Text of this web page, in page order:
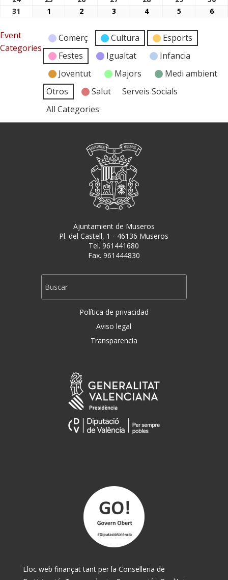
31
31/08/2026
1 01/09/2026
2 02/09/2026
3 03/09/2026
404/09/2026
5 05/09/2026
606/
Event
Categories
Comerç Cultura
Esports
Festes
Igualtat
Infancia
Joventut
Majors
Medi ambient
Otros
Salut
Serveis Socials
All Categories
Ajuntamient de Museros
Pl. del Castell, 1 - 46136 Museros
Tel. 961441680
Fax. 961444830
Política de privacidad
Aviso legal
Transparencia
Lloc web finançat tant per la Conselleria de